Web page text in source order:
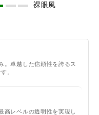
裸眼風
。卓越した信頼性を誇るス
。
高レベルの透明性を実現し